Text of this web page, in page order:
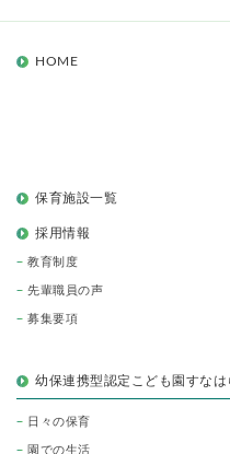
HOME
保育施設一覧
採用情報
教育制度
先輩職員の声
募集要項
幼保連携型認定こども園すな
日々の保育
園での生活